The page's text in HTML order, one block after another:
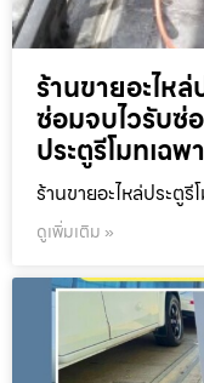
ร้านขายอะไห
ซ่อมจบไวรับซ่
ประตูรีโมทเฉ
ร้านขายอะไหล่ประตู
ดูเพิ่มเติม »